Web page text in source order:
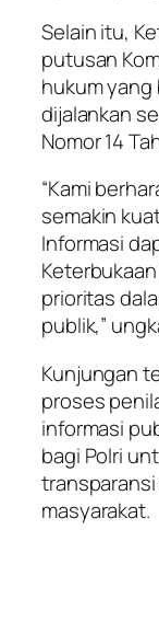
Selain itu,
putusan
hukum
dijalankan
Nomor 14
“Kami
semakin
Informasi
prioritas
publik,”
Kunjungan
proses
informasi
bagi Polri
transparansi
masyarakat.